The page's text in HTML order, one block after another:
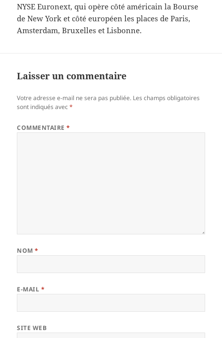
NYSE Euronext, qui opère côté américain la Bourse
de New York et côté européen les places de Paris,
Amsterdam, Bruxelles et Lisbonne.
Laisser un commentaire
Votre adresse e-mail ne sera pas publiée. Les champs obligatoires
sont indiqués avec*
COMMENTAIRE*
NOM*
E-MAIL *
SITE WEB